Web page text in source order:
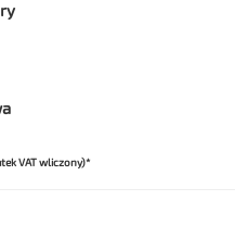
VAT wliczony)*